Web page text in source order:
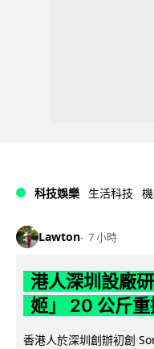
科技娛樂 生活科技
Lawton 7 小時
港人深圳設廠
姬」 20 公斤
香港人於深圳創辦初創